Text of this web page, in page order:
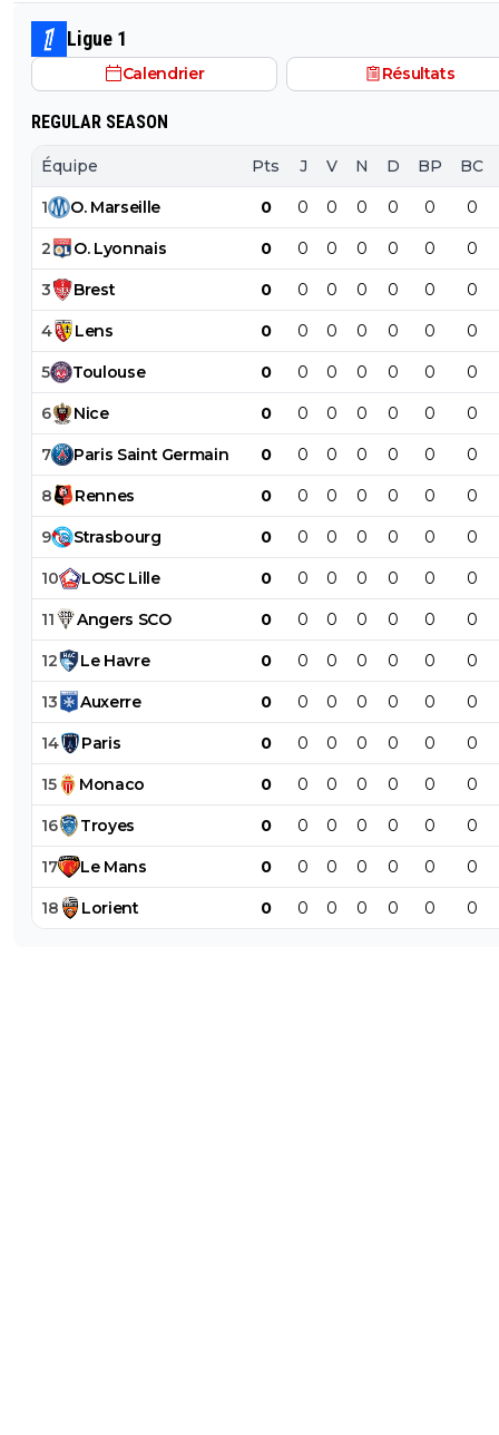
Merah et/ou Fofana
Ligue 1
Calendrier Résultats
REGULAR SEASON
Équipe Pts J V N D BP BC
1 O. Marseille 0 0 0 0 0 0 0
2 O. Lyonnais 0 0 0 0 0 0 0
3 Brest 0 0 0 0 0 0 0
4 Lens 0 0 0 0 0 0 0
5 Toulouse 0 0 0 0 0 0 0
6 Nice 0 0 0 0 0 0 0
7 Paris Saint Germain 0 0 0 0 0 0 0
8 Rennes 0 0 0 0 0 0 0
9 Strasbourg 0 0 0 0 0 0 0
10 LOSC Lille 0 0 0 0 0 0 0
11 Angers SCO 0 0 0 0 0 0 0
12 Le Havre 0 0 0 0 0 0 0
13 Auxerre 0 0 0 0 0 0 0
14 Paris 0 0 0 0 0 0 0
15 Monaco 0 0 0 0 0 0 0
16 Troyes 0 0 0 0 0 0 0
17 Le Mans 0 0 0 0 0 0 0
18 Lorient 0 0 0 0 0 0 0